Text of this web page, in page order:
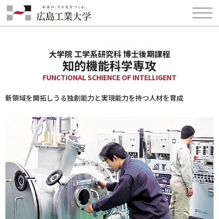
HOME 学部・大学院 大学院
大学院 工学系研究科 博士後期課程
知的機能科学専攻
FUNCTIONAL SCHIENCE OF INTELLIGENT
新領域を開拓しうる独創能力と実現能力を持つ人材を育成